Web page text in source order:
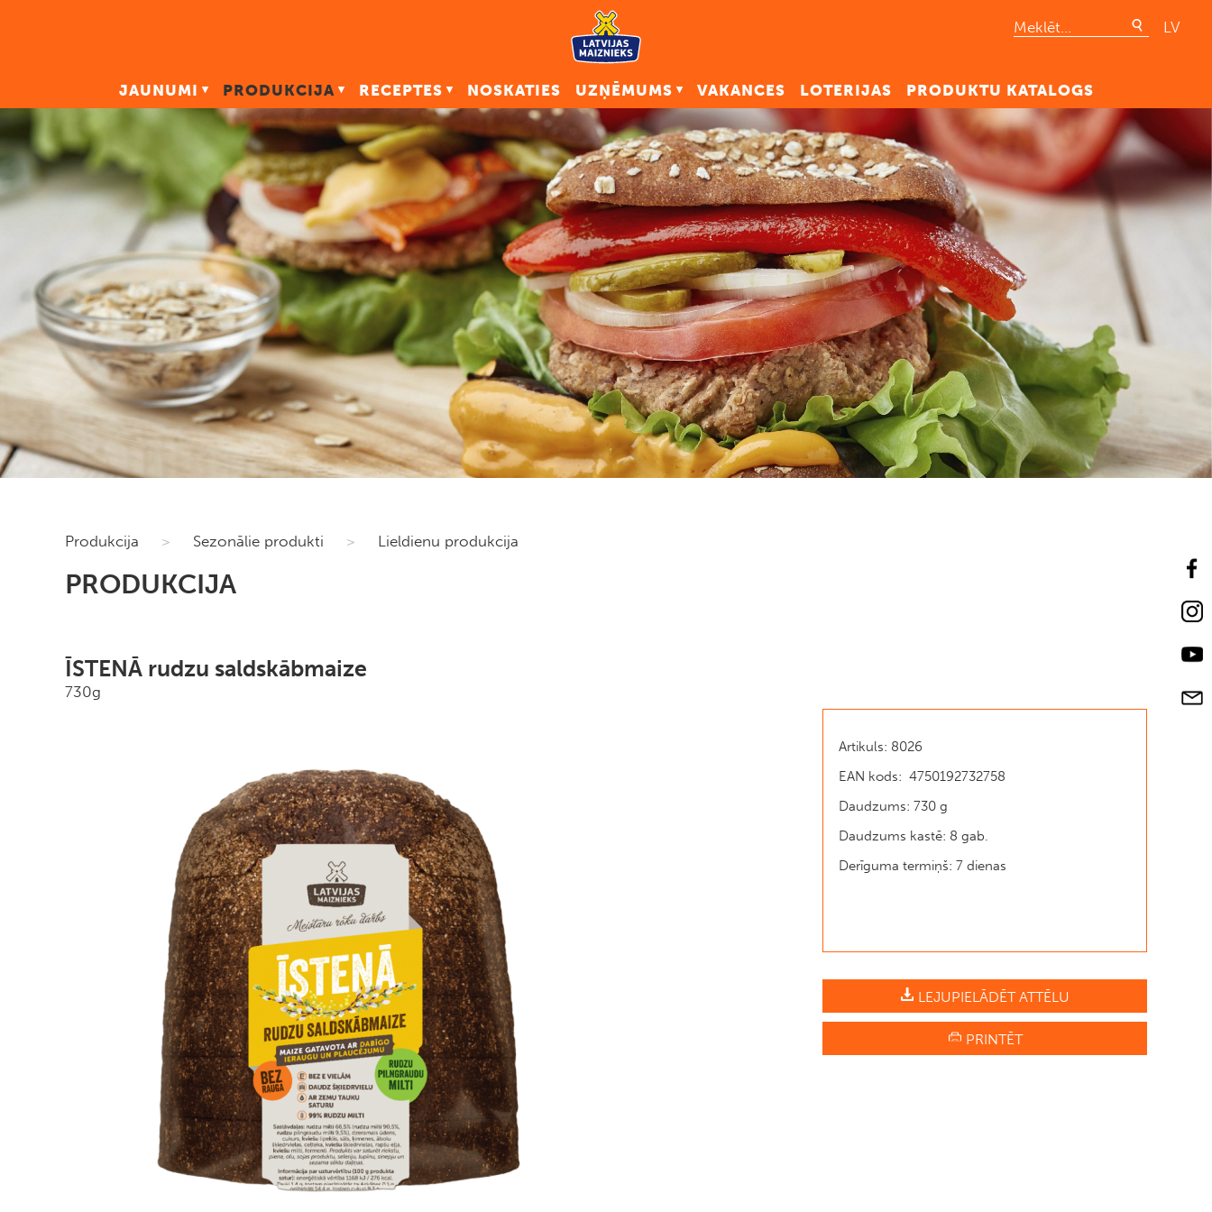
LV
JAUNUMI PRODUKCIJA RECEPTES NOSKATIES UZŅĒMUMS VAKANCES LOTERIJAS PRODUKTU KATALOGS
Produkcija > Sezonālie produkti > Lieldienu produkcija
PRODUKCIJA
ĪSTENĀ rudzu saldskābmaize
730g
Artikuls: 8026
EAN kods: 4750192732758
Daudzums: 730 g
Daudzums kastē: 8 gab.
Derīguma termiņš: 7 dienas
LEJUPIELĀDĒT ATTĒLU
PRINTĒT